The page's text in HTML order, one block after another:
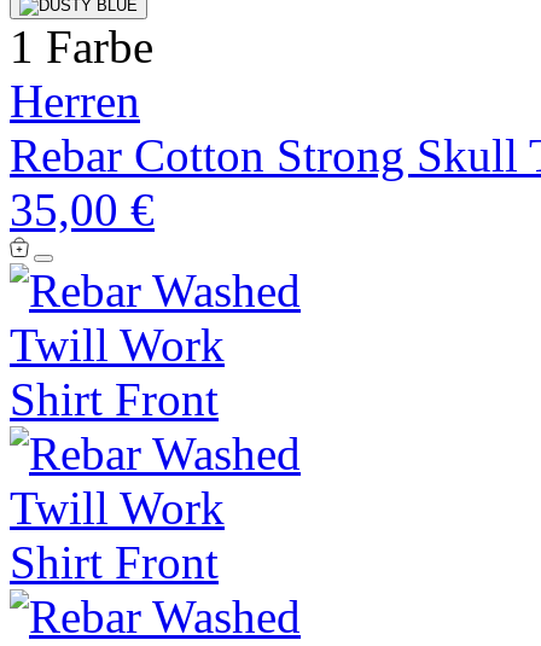
1 Farbe
Herren
Rebar Cotton Strong Skull
35,00 €